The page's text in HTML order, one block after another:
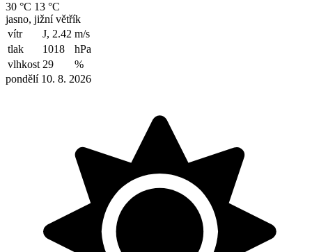
30 °C 13 °C
jasno, jižní větřík
vítr
J, 2.42 m/s
tlak
1018
hPa
vlhkost 29
%
pondělí 10. 8. 2026